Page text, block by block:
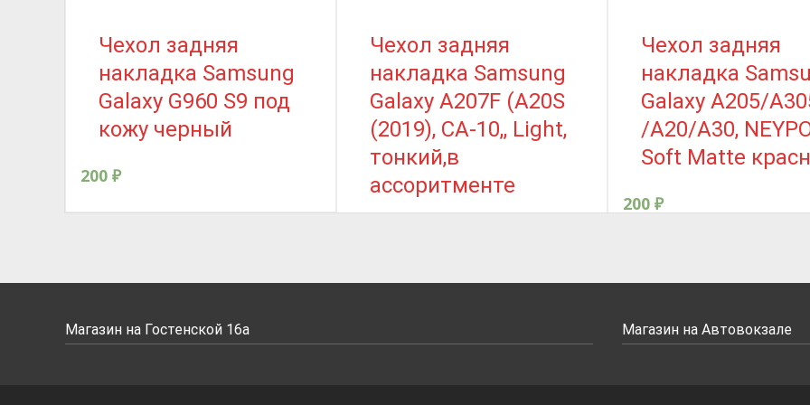
Чехол задняя
накладка Samsung
Galaxy G960 S9 под
кожу черный
200 ₽
Чехол задняя
накладка Samsung
Galaxy A207F (A20S
(2019), CA-10,, Light,
тонкий,в
ассоритменте
Чехол задняя
накладка
Galaxy A205/
/A20/A30,
Soft Matte
200 ₽
Магазин на Гостенской 16а Магазин на Автовокзале